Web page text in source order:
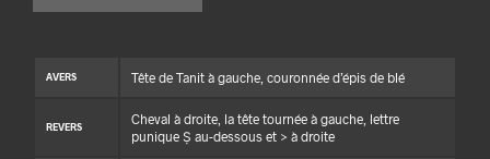
AVERS Tête de Tanit à gauche, couronnée d’épis de blé
REVERS
Cheval à droite, la tête tournée à gauche, lettre
punique Ṣ au-dessous et > à droite